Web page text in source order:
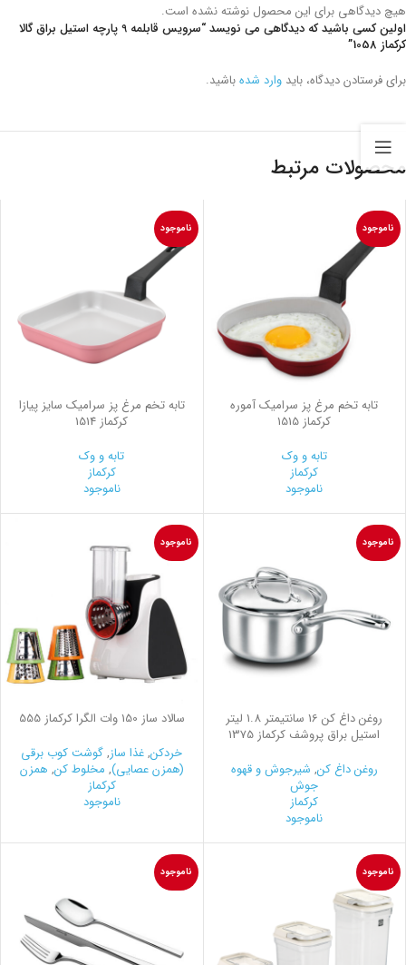
هیچ دیدگاهی برای این محصول نوشته نشده است.
اولین کسی باشید که دیدگاهی می نویسد “سرویس قابلمه 9 پارچه استیل براق گالا
کرکماز 1058”
برای فرستادن دیدگاه، باید وارد شدهباشید.
محصولات مرتبط
ناموجود
تابه تخم مرغ پز سرامیک آموره
کرکماز 1515
تابه و وک
کرکماز
ناموجود
ناموجود
تابه تخم مرغ پز سرامیک سایز پیازا
کرکماز 1514
تابه و وک
کرکماز
ناموجود
ناموجود
روغن داغ كن 16 سانتیمتر 1.8 لیتر
استیل براق پروشف کرکماز 1375
روغن داغ کن, شیرجوش و قهوه
جوش
کرکماز
ناموجود
ناموجود
سالاد ساز 150 وات الگرا کرکماز 555
خردکن,غذا ساز,گوشت کوب برقی
(همزن عصایی), مخلوط کن, همزن
کرکماز
ناموجود
ناموجود ناموجود